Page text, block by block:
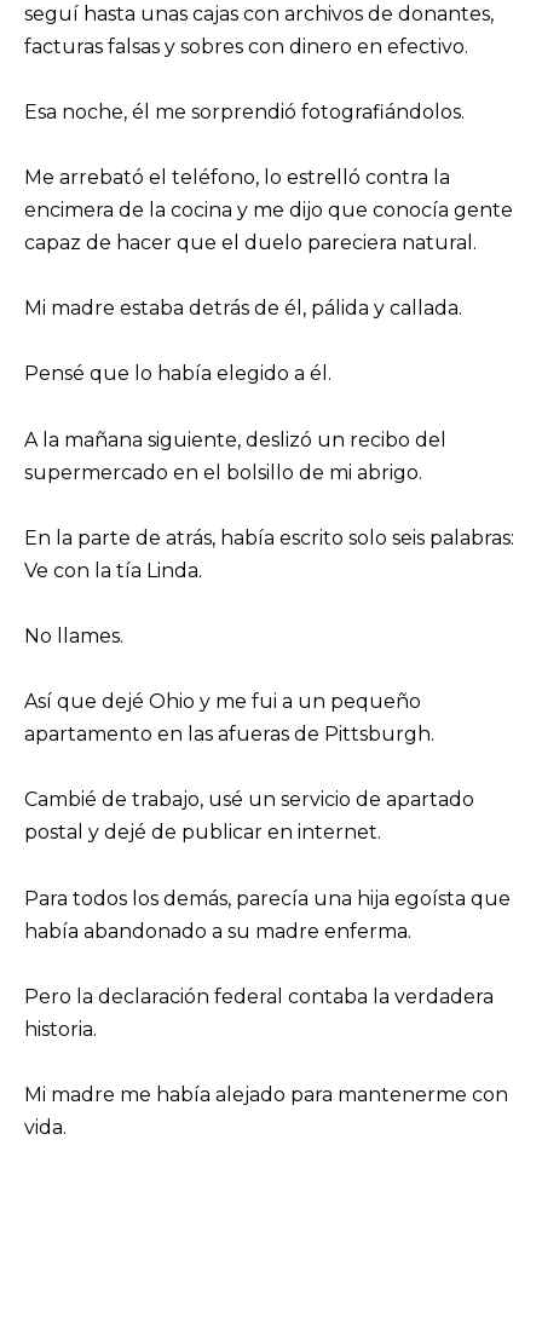
seguí hasta unas cajas con archivos de donantes,
facturas falsas y sobres con dinero en efectivo.
Esa noche, él me sorprendió fotografiándolos.
Me arrebató el teléfono, lo estrelló contra la
encimera de la cocina y me dijo que conocía gente
capaz de hacer que el duelo pareciera natural.
Mi madre estaba detrás de él, pálida y callada.
Pensé que lo había elegido a él.
A la mañana siguiente, deslizó un recibo del
supermercado en el bolsillo de mi abrigo.
En la parte de atrás, había escrito solo seis palabras:
Ve con la tía Linda.
No llames.
Así que dejé Ohio y me fui a un pequeño
apartamento en las afueras de Pittsburgh.
Cambié de trabajo, usé un servicio de apartado
postal y dejé de publicar en internet.
Para todos los demás, parecía una hija egoísta que
había abandonado a su madre enferma.
Pero la declaración federal contaba la verdadera
historia.
Mi madre me había alejado para mantenerme con
vida.